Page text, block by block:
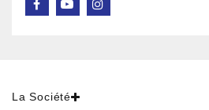
La Société